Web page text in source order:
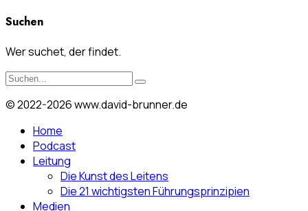
Suchen
Wer suchet, der findet.
© 2022-2026 www.david-brunner.de
Home
Podcast
Leitung
Die Kunst des Leitens
Die 21 wichtigsten Führungsprinzipien
Medien